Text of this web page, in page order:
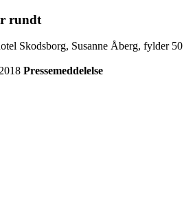
rundt
Skodsborg, Susanne Åberg, fylder 50
Pressemeddelelse